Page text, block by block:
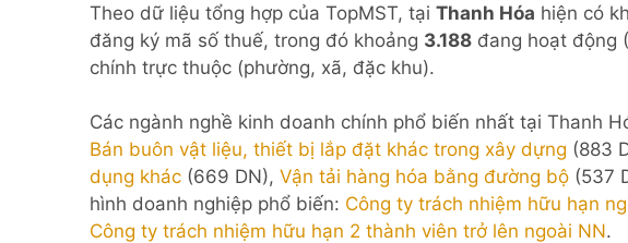
Thành phố Hải Phòng
Thanh Hóa
Nghệ An
thành viên trở lên ngoài NN
Công ty trách nhiệm hữu hạn
ngoài NN
Doanh nghiệp 100% vốn đầu tư
nước ngoài
Hộ kinh doanh cá thể
Nhà nước
người
đại
diện
mã
số
thuế
...
Theo dữ liệu tổng hợp của TopMST, tại Thanh Hóa hiện có
đăng ký mã số thuế, trong đó khoảng 3.188 đang hoạt động
chính trực thuộc (phường, xã, đặc khu).
Các ngành nghề kinh doanh chính phổ biến nhất tại Thanh
Bán buôn vật liệu, thiết bị lắp đặt khác trong xây dựng (883
dụng khác (669 DN), Vận tải hàng hóa bằng đường bộ (537
hình doanh nghiệp phổ biến: Công ty trách nhiệm hữu hạn
Công ty trách nhiệm hữu hạn 2 thành viên trở lên ngoài NN.